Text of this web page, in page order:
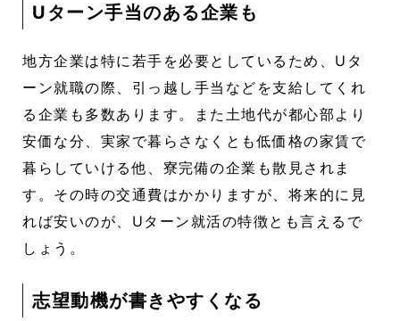
Uターン手当のある企業も
地方企業は特に若手を必要としているため、Uタ
ーン就職の際、引っ越し手当などを支給してくれ
る企業も多数あります。また土地代が都心部より
安価な分、実家で暮らさなくとも低価格の家賃で
暮らしていける他、寮完備の企業も散見されま
す。その時の交通費はかかりますが、将来的に見
れば安いのが、Uターン就活の特徴とも言えるで
しょう。
志望動機が書きやすくなる